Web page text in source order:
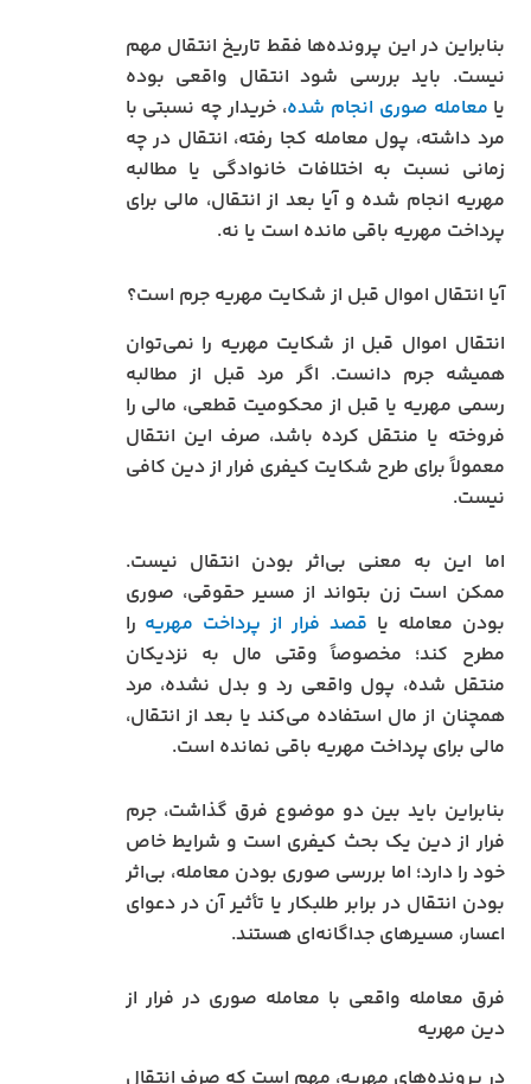
بنابراین در این پرونده‌ها فقط تاریخ انتقال مهم
نیست. باید بررسی شود انتقال واقعی بوده
یا معامله صوری انجام شده، خریدار چه نسبتی با
مرد داشته، پول معامله کجا رفته، انتقال در چه
زمانی نسبت به اختلافات خانوادگی یا مطالبه
مهریه انجام شده و آیا بعد از انتقال، مالی برای
پرداخت مهریه باقی مانده است یا نه.
آیا انتقال اموال قبل از شکایت مهریه جرم است؟
انتقال اموال قبل از شکایت مهریه را نمی‌توان
همیشه جرم دانست. اگر مرد قبل از مطالبه
رسمی مهریه یا قبل از محکومیت قطعی، مالی را
فروخته یا منتقل کرده باشد، صرف این انتقال
معمولاً برای طرح شکایت کیفری فرار از دین کافی
نیست.
اما این به معنی بی‌اثر بودن انتقال نیست.
ممکن است زن بتواند از مسیر حقوقی، صوری
بودن معامله یا قصد فرار از پرداخت مهریه را
مطرح کند؛ مخصوصاً وقتی مال به نزدیکان
منتقل شده، پول واقعی رد و بدل نشده، مرد
همچنان از مال استفاده می‌کند یا بعد از انتقال،
مالی برای پرداخت مهریه باقی نمانده است.
بنابراین باید بین دو موضوع فرق گذاشت، جرم
فرار از دین یک بحث کیفری است و شرایط خاص
خود را دارد؛ اما بررسی صوری بودن معامله، بی‌اثر
بودن انتقال در برابر طلبکار یا تأثیر آن در دعوای
اعسار، مسیرهای جداگانه‌ای هستند.
فرق معامله واقعی با معامله صوری در فرار از
دین مهریه